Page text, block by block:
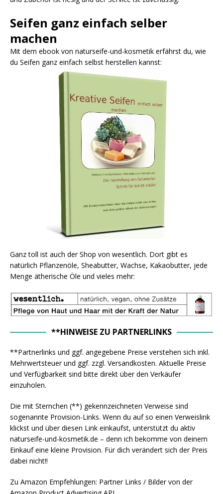
Seifen ganz einfach selber
machen
Mit dem ebook von naturseife-und-kosmetik erfährst du, wie
du Seifen ganz einfach selbst herstellen kannst:
Ganz toll ist auch der Shop von wesentlich. Dort gibt es
natürlich Pflanzenöle, Sheabutter, Wachse, Kakaobutter, jede
Menge ätherische Öle und vieles mehr:
**HINWEISE ZU PARTNERLINKS
**Partnerlinks und ggf. angegebene Preise verstehen sich inkl.
Mehrwertsteuer und ggf. zzgl. Versandkosten. Aktuelle Preise
und Verfügbarkeit sind bitte direkt über den Verkäufer
einzuholen.
Die mit Sternchen (**) gekennzeichneten Verweise sind
sogenannte Provision-Links. Wenn du auf so einen Verweislink
klickst und über diesen Link einkaufst, unterstützt du aktiv
naturseife-und-kosmetik.de – denn ich bekomme von deinem
Einkauf eine kleine Provision. Für dich verändert sich der Preis
dabei nicht!!
Zu Amazon Empfehlungen: Partner Links / Bilder von der